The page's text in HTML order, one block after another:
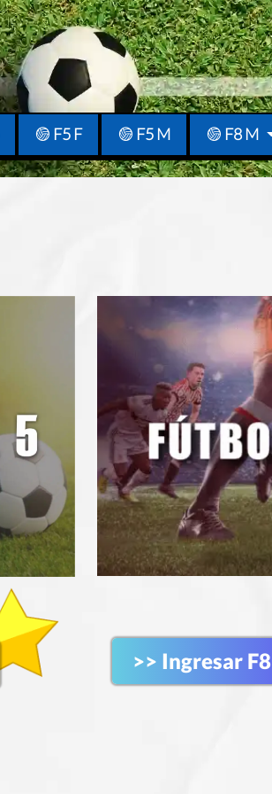
F5 F F5 M F8 M
>> Ingresar F8